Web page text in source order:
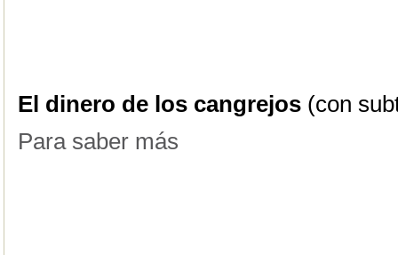
El dinero de los cangrejos (con
Para saber más